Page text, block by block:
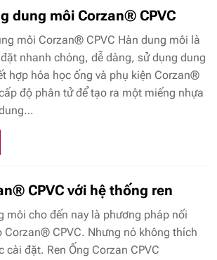
dung môi Corzan® CPVC
môi Corzan® CPVC Hàn dung môi là
nhanh chóng, dễ dàng, sử dụng dung
hợp hóa học ống và phụ kiện Corzan®
độ phân tử để tạo ra một miếng nhựa
CPVC với hệ thống ren
môi cho đến nay là phương pháp nối
Corzan® CPVC. Nhưng nó không thích
cài đặt. Ren Ống Corzan CPVC